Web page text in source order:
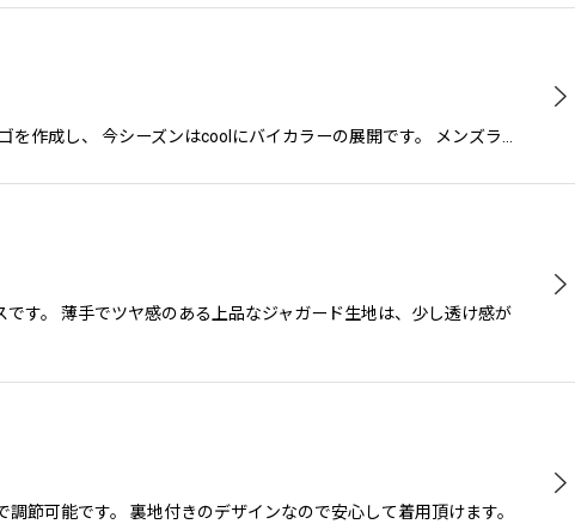
作成し、 今シーズンはcoolにバイカラーの展開です。 メンズラ…
す。 薄手でツヤ感のある上品なジャガード生地は、少し透け感が
節可能です。 裏地付きのデザインなので安心して着用頂けます。